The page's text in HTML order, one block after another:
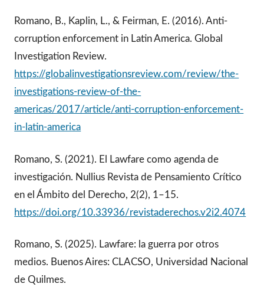
Romano, B., Kaplin, L., & Feirman, E. (2016). Anti-
corruption enforcement in Latin America. Global
Investigation Review.
https://globalinvestigationsreview.com/review/the-
investigations-review-of-the-
americas/2017/article/anti-corruption-enforcement-
in-latin-america
Romano, S. (2021). El Lawfare como agenda de
investigación. Nullius Revista de Pensamiento Crítico
en el Ámbito del Derecho, 2(2), 1–15.
https://doi.org/10.33936/revistaderechos.v2i2.4074
Romano, S. (2025). Lawfare: la guerra por otros
medios. Buenos Aires: CLACSO, Universidad Nacional
de Quilmes.